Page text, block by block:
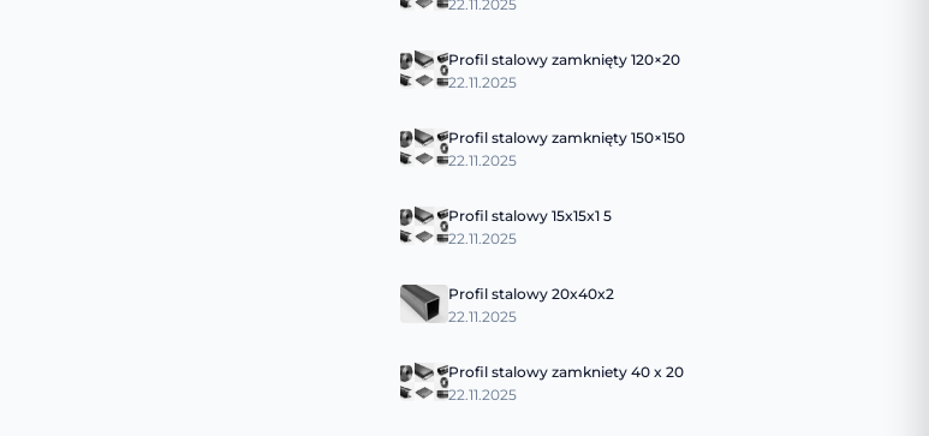
22.11.2025
Profil stalowy zamknięty 120×20
22.11.2025
Profil stalowy zamknięty 150×150
22.11.2025
Profil stalowy 15x15x1 5
22.11.2025
Profil stalowy 20x40x2
22.11.2025
Profil stalowy zamkniety 40 x 20
22.11.2025